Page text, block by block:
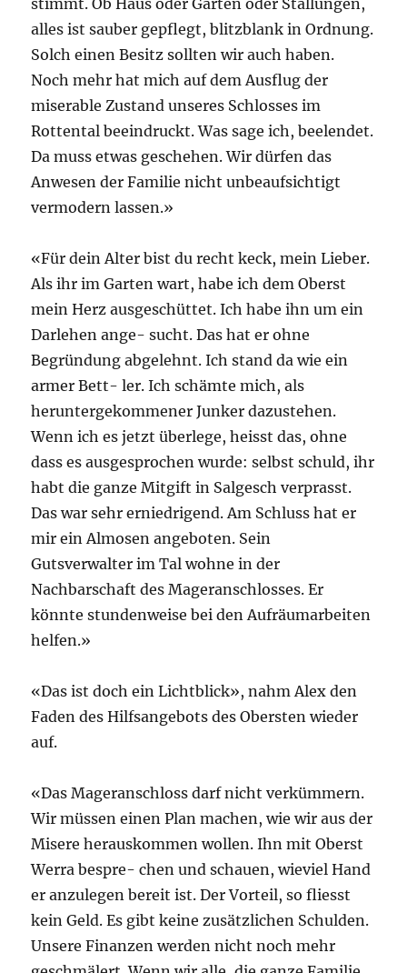
stimmt. Ob Haus oder Garten oder Stallungen,
alles ist sauber gepflegt, blitzblank in Ordnung.
Solch einen Besitz sollten wir auch haben.
Noch mehr hat mich auf dem Ausflug der
miserable Zustand unseres Schlosses im
Rottental beeindruckt. Was sage ich, beelendet.
Da muss etwas geschehen. Wir dürfen das
Anwesen der Familie nicht unbeaufsichtigt
vermodern lassen.»
«Für dein Alter bist du recht keck, mein Lieber.
Als ihr im Garten wart, habe ich dem Oberst
mein Herz ausgeschüttet. Ich habe ihn um ein
Darlehen ange- sucht. Das hat er ohne
Begründung abgelehnt. Ich stand da wie ein
armer Bett- ler. Ich schämte mich, als
heruntergekommener Junker dazustehen.
Wenn ich es jetzt überlege, heisst das, ohne
dass es ausgesprochen wurde: selbst schuld, ihr
habt die ganze Mitgift in Salgesch verprasst.
Das war sehr erniedrigend. Am Schluss hat er
mir ein Almosen angeboten. Sein
Gutsverwalter im Tal wohne in der
Nachbarschaft des Mageranschlosses. Er
könnte stundenweise bei den Aufräumarbeiten
helfen.»
«Das ist doch ein Lichtblick», nahm Alex den
Faden des Hilfsangebots des Obersten wieder
auf.
«Das Mageranschloss darf nicht verkümmern.
Wir müssen einen Plan machen, wie wir aus der
Misere herauskommen wollen. Ihn mit Oberst
Werra bespre- chen und schauen, wieviel Hand
er anzulegen bereit ist. Der Vorteil, so fliesst
kein Geld. Es gibt keine zusätzlichen Schulden.
Unsere Finanzen werden nicht noch mehr